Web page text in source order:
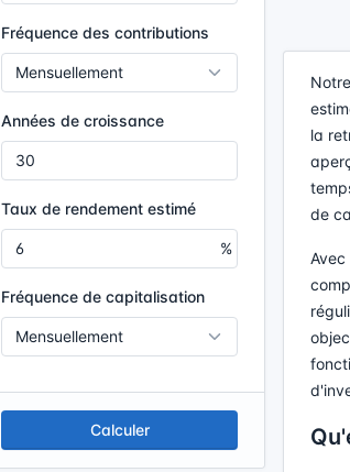
Fréquence des contributions
Années de croissance
Taux de rendement estimé
Fréquence de capitalisation
Calculer
Notre
la
de